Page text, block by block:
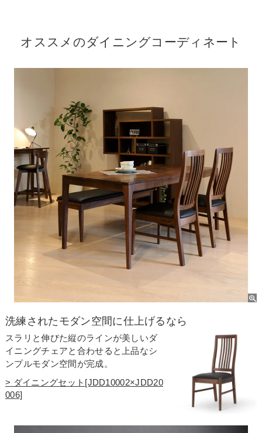
オススメのダイニングコーディネート
洗練されたモダン空間に仕上げるなら
スラリと伸びた縦のラインが美しいダ
イニングチェアと合わせると上品なシ
ンプルモダン空間が完成。
> ダイニングセット[JDD10002×JDD20
006]